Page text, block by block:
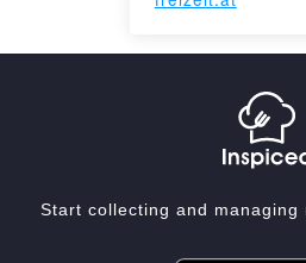
Start collecting and managing